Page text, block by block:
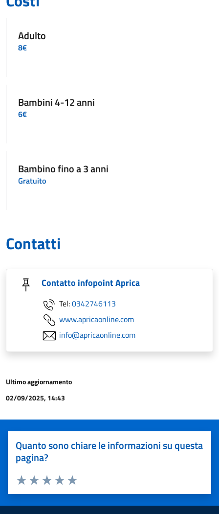
Adulto
8€
Bambini 4-12 anni
6€
Bambino fino a 3 anni
Gratuito
Contatti
Contatto infopoint Aprica
Tel:0342746113
www.apricaonline.com
info@apricaonline.com
Ultimo aggiornamento
02/09/2025, 14:43
Quanto sono chiare le informazioni su questa
pagina?
Valuta 5 stelle su 5
Valuta 4 stelle su 5
Valuta 3 stelle su 5
Valuta 2 stelle su 5
Valuta 1 stelle su 5